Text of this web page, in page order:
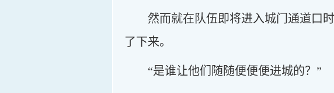
然而就在队伍即将进入城门通道口
了下来。
“是谁让他们随随便便便进城的？”